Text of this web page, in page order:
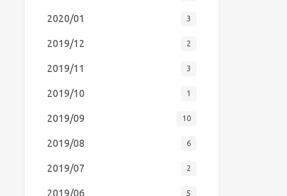
2020/01 3
2019/12 2
2019/11 3
2019/10 1
2019/09 10
2019/08 6
2019/07 2
2019/06 5